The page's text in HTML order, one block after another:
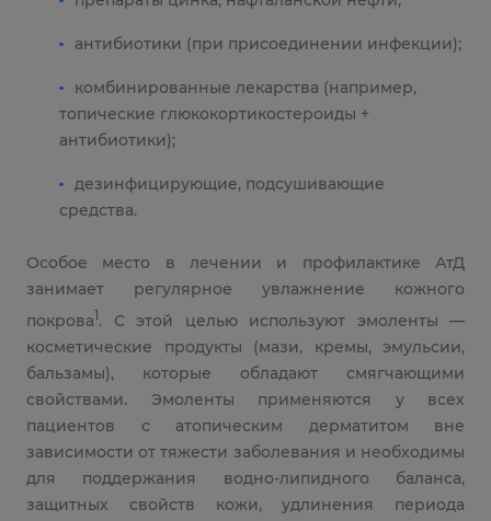
антибиотики (при присоединении инфекции);
комбинированные лекарства (например,
топические глюкокортикостероиды +
антибиотики);
дезинфицирующие, подсушивающие
средства.
Особое место в лечении и профилактике АтД
занимает регулярное увлажнение кожного
покрова1. С этой целью используют эмоленты —
косметические продукты (мази, кремы, эмульсии,
бальзамы), которые обладают смягчающими
свойствами. Эмоленты применяются у всех
пациентов с атопическим дерматитом вне
зависимости от тяжести заболевания и необходимы
для поддержания водно-липидного баланса,
защитных свойств кожи, удлинения периода